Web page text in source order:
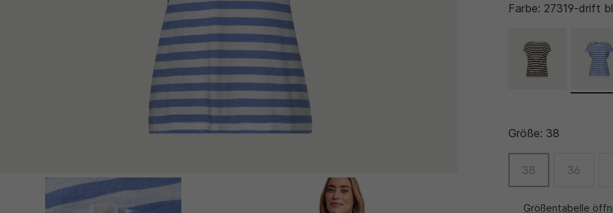
Farbe: 27319-drift
Größe: 38
38 36
Größentabelle